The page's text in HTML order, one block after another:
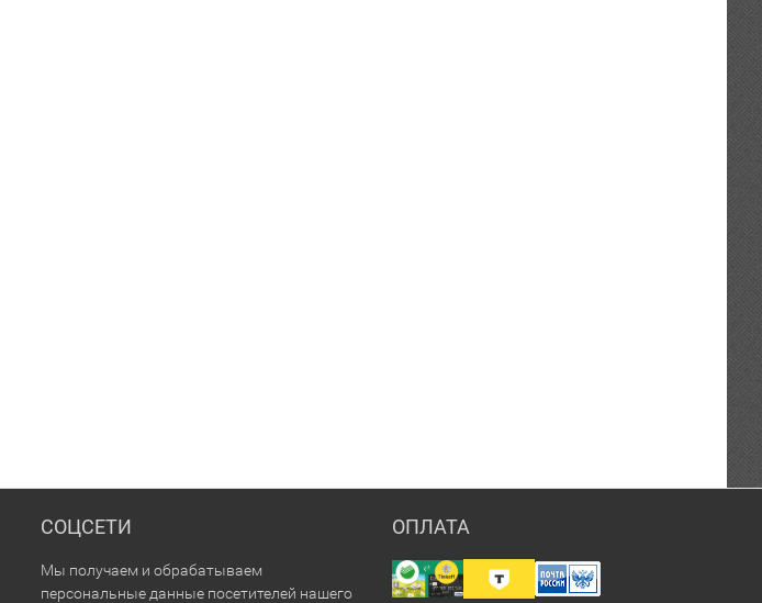
СОЦСЕТИ
Мы получаем и обрабатываем
персональные данные посетителей нашего
ОПЛАТА